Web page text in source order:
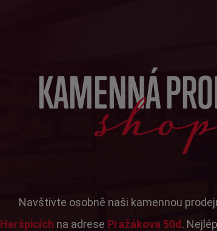
KAMENNÁ
Navštivte osobně naši kamennou
Heršpicích na adrese Pražákova 50d.